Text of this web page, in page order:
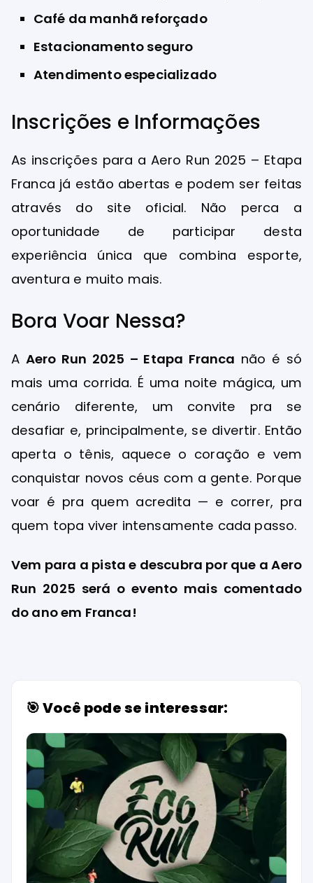
Café da manhã reforçado
Estacionamento seguro
Atendimento especializado
Inscrições e Informações
As inscrições para a Aero Run 2025 – Etapa
Franca já estão abertas e podem ser feitas
através do site oficial. Não perca a
oportunidade de participar desta
experiência única que combina esporte,
aventura e muito mais.
Bora Voar Nessa?
A Aero Run 2025 – Etapa Franca não é só
mais uma corrida. É uma noite mágica, um
cenário diferente, um convite pra se
desafiar e, principalmente, se divertir. Então
aperta o tênis, aquece o coração e vem
conquistar novos céus com a gente. Porque
voar é pra quem acredita — e correr, pra
quem topa viver intensamente cada passo.
Vem para a pista e descubra por que a Aero
Run 2025 será o evento mais comentado
do ano em Franca!
🎯 Você pode se interessar: